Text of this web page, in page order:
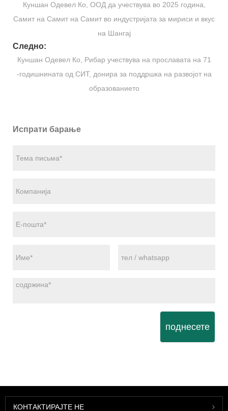
Куншан Одевел Ко, ООД да учествува во 2025 година,
Самит на Самит на Самит во индустријата за мириси и вкус
на Шангај
Следно:
Куншан Одевел Ко, Рибар учествува на прославата на 71
-годишнината од СИТ, донира за поддршка на развојот на
образованието
Испрати барање
поднесете
КОНТАКТИРАЈТЕ НЕ